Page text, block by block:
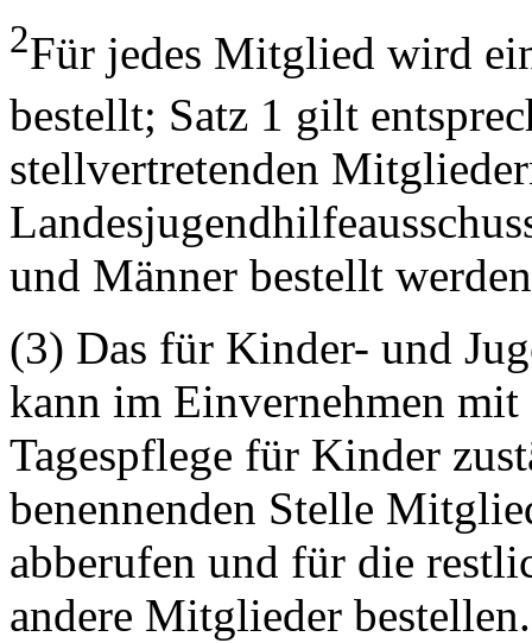
2Für jedes Mitglied wird
bestellt; Satz 1 gilt
stellvertretenden
und Männer bestellt
(3) Das für Kinder- und
kann im Einvernehmen
Tagespflege für Kinder
benennenden Stelle
abberufen und für die
andere Mitglieder bestellen.